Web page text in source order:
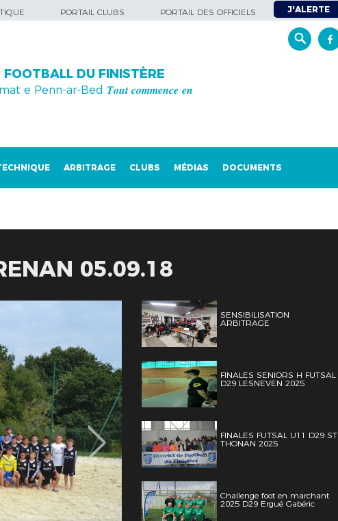
PORTAIL CLUBS PORTAIL DES OFFICIELS J'ALERTE
DU FINISTÈRE
e Penn-ar-Bed 𝑻𝒐𝒖𝒕 𝒄𝒐𝒎𝒎𝒆𝒏𝒄𝒆 𝒆𝒏
ARBITRAGE CLUBS MÉDIAS DOCUMENTS
05.09.18
SENSIBILISATION
ARBITRAGE
FINALES SENIORS H FUTSAL
D29 LESNEVEN 2025
FINALES FUTSAL U11 D29 ST
THONAN 2025
Challenge foot en marchant
2025 D29 Ergué Gabéric